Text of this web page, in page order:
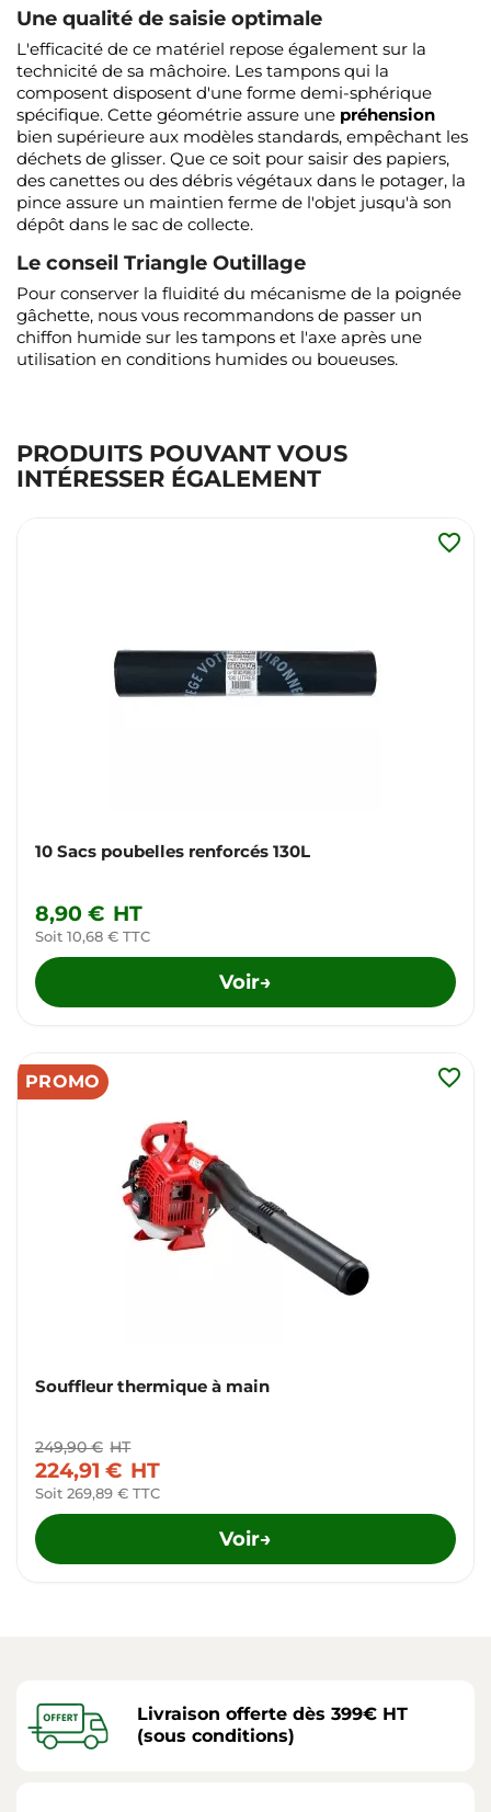
Une qualité de saisie optimale
L'efficacité de ce matériel repose également sur la
technicité de sa mâchoire. Les tampons qui la
composent disposent d'une forme demi-sphérique
spécifique. Cette géométrie assure une préhension
bien supérieure aux modèles standards, empêchant les
déchets de glisser. Que ce soit pour saisir des papiers,
des canettes ou des débris végétaux dans le potager, la
pince assure un maintien ferme de l'objet jusqu'à son
dépôt dans le sac de collecte.
Le conseil Triangle Outillage
Pour conserver la fluidité du mécanisme de la poignée
gâchette, nous vous recommandons de passer un
chiffon humide sur les tampons et l'axe après une
utilisation en conditions humides ou boueuses.
PRODUITS POUVANT VOUS
INTÉRESSER ÉGALEMENT
10 Sacs poubelles renforcés 130L
8,90 € HT
Soit 10,68 € TTC
Voir→
favorite_border
PROMO
Souffleur thermique à main
249,90 € HT
224,91 € HT
Soit 269,89 € TTC
Voir→
favorite_border
Livraison offerte dès 399€ HT
(sous conditions)